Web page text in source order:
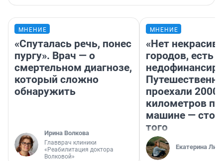
МНЕНИЕ
«Спуталась речь, понес
пургу». Врач — о
смертельном диагнозе,
который сложно
обнаружить
Ирина Волкова
Главврач клиники
«Реабилитация доктора
Волковой»
МНЕНИЕ
«Нет
городов, есть
проехали 2000
километров по
машине —
того
Екатерина